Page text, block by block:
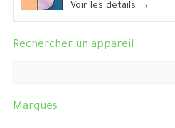
Voir les détails →
Rechercher un appareil
Marques